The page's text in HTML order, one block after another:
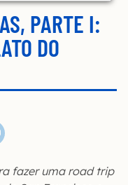
PARTE I:
DO
fazer uma road trip